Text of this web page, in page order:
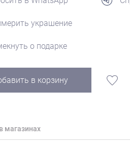
украшение
о подарке
в корзину
магазинах